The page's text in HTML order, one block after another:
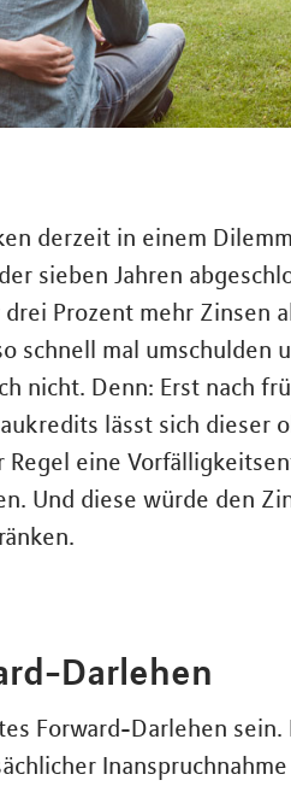
derzeit in einem
sieben Jahren
Prozent mehr Zinsen
schnell mal umschulden
nicht. Denn: Erst nach
lässt sich dieser
eine
Und diese würde den
Darlehen
Forward-Darlehen